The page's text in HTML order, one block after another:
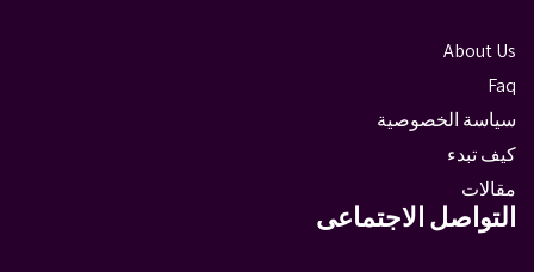
About Us
Faq
سياسة الخصوصية
كيف تبدء
مقالات
التواصل الاجتماعى